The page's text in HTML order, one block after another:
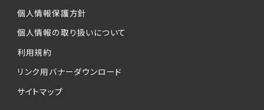
個人情報保護方針
個人情報の取り扱いについて
利用規約
リンク用バナーダウンロード
サイトマップ